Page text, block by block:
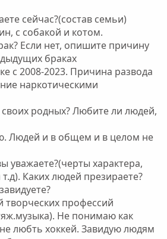
сейчас?(состав семьи)
с собакой и котом.
Если нет, опишите причину
браках
с 2008-2023. Причина развода
наркотическими
родных? Любите ли людей,
Людей и в общем и в целом не
уважаете?(черты характера,
Каких людей презираете?
профессий
Не понимаю как
любть хоккей. Завидую людям